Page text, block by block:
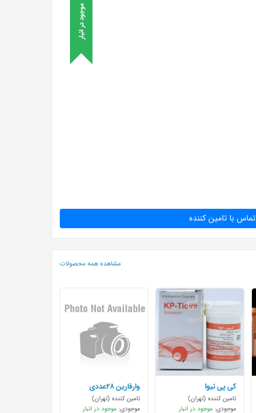
موجود در انبار
تماس با تامین کننده
مشاهده همه محصولات
کی پی تیوا
تامین کننده (تهران)
موجودی:موجود در انبار
وارفارین ۲۸عددی
تامین کننده (تهران)
موجودی: موجود در انبار